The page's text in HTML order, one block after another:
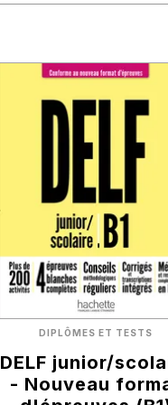
DIPLÔMES ET TESTS
DELF junior/
- Nouveau